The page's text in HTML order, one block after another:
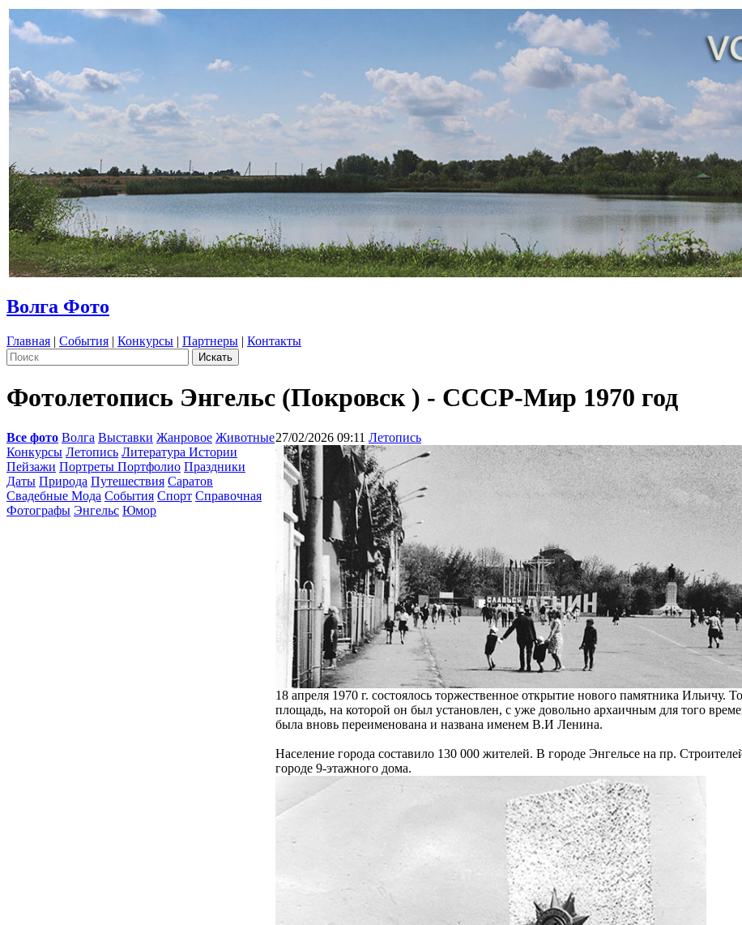
Волга Фото
Главная | События | Конкурсы | Партнеры | Контакты
Фотолетопись Энгельс (Покровск ) - СССР-Мир 1970 год
Все фото Волга Выставки Жанровое Животные
Конкурсы Летопись Литература Истории
Пейзажи Портреты Портфолио Праздники
Даты Природа Путешествия Саратов
Свадебные Мода События Спорт Справочная
Фотографы Энгельс Юмор
27/02/2026 09:11 Летопись
18 апреля 1970 г. состоялось торжественное открытие нового памятника Ильичу.
площадь, на которой он был установлен, с уже довольно архаичным для того
была вновь переименована и названа именем В.И Ленина.
Население города составило 130 000 жителей. В городе Энгельсе на пр.
городе 9-этажного дома.